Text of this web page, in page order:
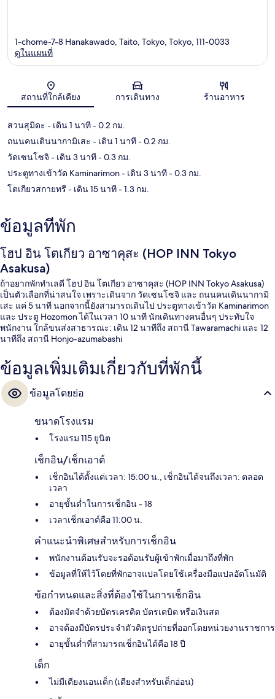
แผนที่
1-chome-7-8 Hanakawado, Taito, Tokyo, Tokyo, 111-0033
ดูในแผนที่
สถานที่ใกล้เคียง การเดินทาง ร้านอาหาร
สวนสุมิดะ - เดิน 1 นาที- 0.2 กม.
ถนนคนเดินนากามิเสะ - เดิน 1 นาที- 0.2 กม.
วัดเซนโซจิ - เดิน 3 นาที- 0.3 กม.
ประตูทางเข้าวัด Kaminarimon- เดิน 3 นาที- 0.3 กม.
โตเกียวสกายทรี - เดิน 15 นาที- 1.3 กม.
ข้อมูลที่พัก
โฮป อิน โตเกียว อาซาคุสะ (HOP INN Tokyo
Asakusa)
ถ้าอยากพักทำเลดี โฮป อิน โตเกียว อาซาคุสะ (HOP INN Tokyo Asakusa)
เป็นตัวเลือกที่น่าสนใจ เพราะเดินจาก วัดเซนโซจิ และ ถนนคนเดินนากามิ
เสะ แค่ 5 นาที นอกจากนี้ยังสามารถเดินไป ประตูทางเข้าวัด Kaminarimon
และ ประตู Hozomon ได้ในเวลา 10 นาที นักเดินทางคนอื่นๆ ประทับใจ
พนักงาน ใกล้ขนส่งสาธารณะ: เดิน 12 นาทีถึง สถานี Tawaramachi และ 12
นาทีถึง สถานี Honjo-azumabashi
ข้อมูลเพิ่มเติมเกี่ยวกับที่พักนี้
ข้อมูลโดยย่อ
ขนาดโรงแรม
โรงแรม 115 ยูนิต
เช็กอิน/เช็กเอาต์
เช็กอินได้ตั้งแต่เวลา: 15:00 น., เช็กอินได้จนถึงเวลา: ตลอด
เวลา
อายุขั้นต่ำในการเช็กอิน - 18
เวลาเช็กเอาต์คือ 11:00 น.
คำแนะนำพิเศษสำหรับการเช็กอิน
พนักงานต้อนรับจะรอต้อนรับผู้เข้าพักเมื่อมาถึงที่พัก
ข้อมูลที่ให้ไว้โดยที่พักอาจแปลโดยใช้เครื่องมือแปลอัตโนมัติ
ข้อกำหนดและสิ่งที่ต้องใช้ในการเช็กอิน
ต้องมัดจำด้วยบัตรเครดิต บัตรเดบิต หรือเงินสด
อาจต้องมีบัตรประจำตัวติดรูปถ่ายที่ออกโดยหน่วยงานราชการ
อายุขั้นต่ำที่สามารถเช็กอินได้คือ 18 ปี
เด็ก
ไม่มีเตียงนอนเด็ก (เตียงสำหรับเด็กอ่อน)